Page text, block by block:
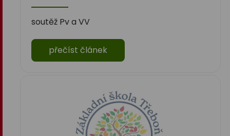
soutěž Pv a VV
přečíst článek